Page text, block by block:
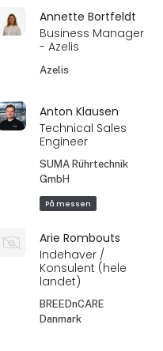
Annette Bortfeldt
Business Manager
- Azelis
Azelis
Anton Klausen
Technical Sales
Engineer
SUMA Rührtechnik
GmbH
På messen
Arie Rombouts
Indehaver /
Konsulent (hele
landet)
BREEDnCARE
Danmark